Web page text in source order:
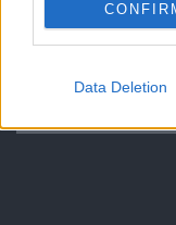
Data Deletion